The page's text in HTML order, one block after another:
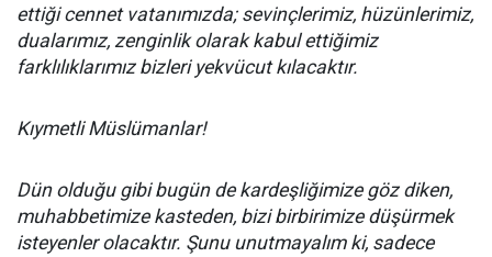
ettiği cennet vatanımızda; sevinçlerimiz, hüzünlerimiz,
dualarımız, zenginlik olarak kabul ettiğimiz
farklılıklarımız bizleri yekvücut kılacaktır.
Kıymetli Müslümanlar!
Dün olduğu gibi bugün de kardeşliğimize göz diken,
muhabbetimize kasteden, bizi birbirimize düşürmek
isteyenler olacaktır. Şunu unutmayalım ki, sadece